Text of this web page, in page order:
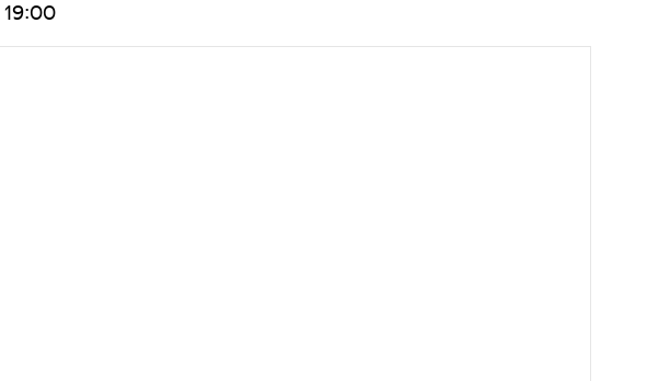
19:00